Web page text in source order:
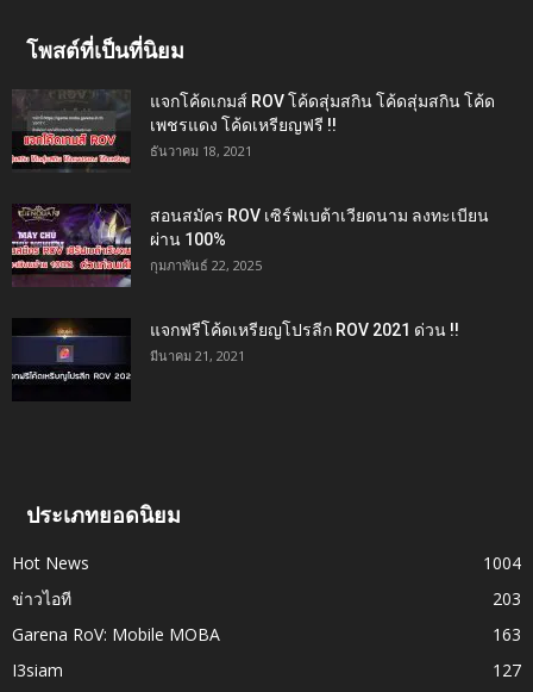
โพสต์ที่เป็นที่นิยม
แจกโค้ดเกมส์ ROV โค้ดสุ่มสกิน โค้ดสุ่มสกิน โค้ด
เพชรแดง โค้ดเหรียญฟรี !!
ธันวาคม 18, 2021
สอนสมัคร ROV เซิร์ฟเบต้าเวียดนาม ลงทะเบียน
ผ่าน 100%
กุมภาพันธ์ 22, 2025
แจกฟรีโค้ดเหรียญโปรลีก ROV 2021 ด่วน !!
มีนาคม 21, 2021
ประเภทยอดนิยม
Hot News
1004
ข่าวไอที
203
Garena RoV: Mobile MOBA
163
I3siam
127